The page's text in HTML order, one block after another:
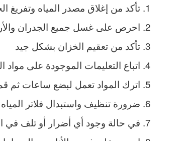
تأكد من إغلاق مصدر المياه وتفريغ
احرص على غسل جميع الجدران
تأكد من تعقيم الخزان بشكل جيد
اتباع التعليمات الموجودة على مواد
اترك المواد تعمل لبضع ساعات
ضرورة تنظيف واستبدال فلاتر المياه
في حالة وجود أي أضرار أو تلف في